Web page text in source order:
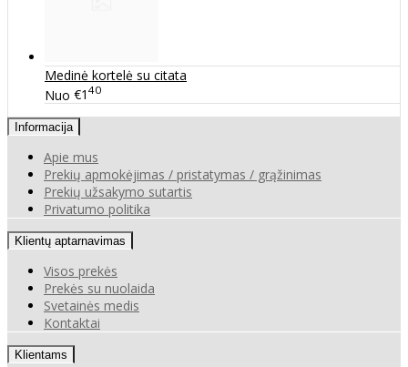
Medinė kortelė su citata
Nuo €1 40
Informacija
Apie mus
Prekių apmokėjimas / pristatymas / grąžinimas
Prekių užsakymo sutartis
Privatumo politika
Klientų aptarnavimas
Visos prekės
Prekės su nuolaida
Svetainės medis
Kontaktai
Klientams